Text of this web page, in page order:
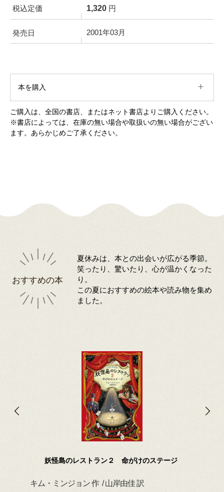
税込定価 1,320円
発売日 2001年03月
本を購入
ご購入は、全国の書店、またはネット書店よりご購入ください。
※書店によっては、在庫の無い場合や取扱いの無い場合がござい
ます。あらかじめご了承ください。
おすすめの本
夏休みは、本との出会いが広がる季節。
笑ったり、驚いたり、心が温かくなった
り。
この夏におすすめの絵本や読み物を集め
ました。
妖怪島のレストラン２ 命がけのステージ
キム・ミンジョン 作 / 山岸由佳 訳